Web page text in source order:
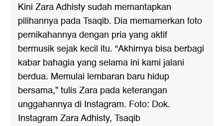
Kini Zara Adhisty sudah memantapkan
pilihannya pada Tsaqib. Dia memamerkan foto
pernikahannya dengan pria yang aktif
bermusik sejak kecil itu. “Akhirnya bisa berbagi
kabar bahagia yang selama ini kami jalani
berdua. Memulai lembaran baru hidup
bersama,” tulis Zara pada keterangan
unggahannya di Instagram. Foto: Dok.
Instagram Zara Adhisty, Tsaqib